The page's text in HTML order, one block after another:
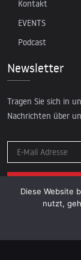
Kontakt
EVENTS
Podcast
Newsletter
Tragen Sie sich in
Nachrichten über
© 2026
Diese Website
nutzt,